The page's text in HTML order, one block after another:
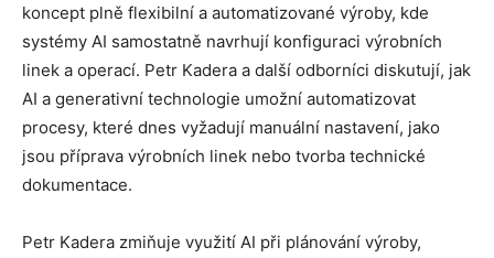
koncept plně flexibilní a automatizované výroby, kde
systémy AI samostatně navrhují konfiguraci výrobních
linek a operací. Petr Kadera a další odborníci diskutují, jak
AI a generativní technologie umožní automatizovat
procesy, které dnes vyžadují manuální nastavení, jako
jsou příprava výrobních linek nebo tvorba technické
dokumentace.
Petr Kadera zmiňuje využití AI při plánování výroby,